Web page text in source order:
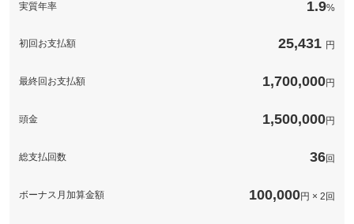
備考
ティング＋ホイールコーティング＋モールコート＋ウインドガラ
実質年率 1.9%
初回お支払額 25,431 円
最終回お支払額 1,700,000円
頭金 1,500,000円
総支払回数 36回
ボーナス月加算金額 100,000円 × 2回